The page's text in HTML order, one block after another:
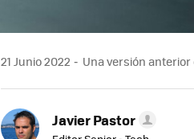
21 Junio 2022 Una versión
Javier Pastor